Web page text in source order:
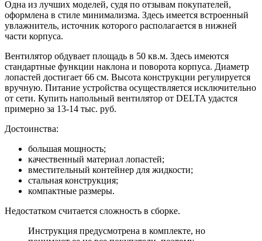
Одна из лучших моделей, судя по отзывам покупателей,
оформлена в стиле минимализма. Здесь имеется встроенный
увлажнитель, источник которого располагается в нижней
части корпуса.
Вентилятор обдувает площадь в 50 кв.м. Здесь имеются
стандартные функции наклона и поворота корпуса. Диаметр
лопастей достигает 66 см. Высота конструкции регулируется
вручную. Питание устройства осуществляется исключительно
от сети. Купить напольный вентилятор от DELTA удастся
примерно за 13-14 тыс. руб.
Достоинства:
большая мощность;
качественный материал лопастей;
вместительный контейнер для жидкости;
стальная конструкция;
компактные размеры.
Недостатком считается сложность в сборке.
Инструкция предусмотрена в комплекте, но